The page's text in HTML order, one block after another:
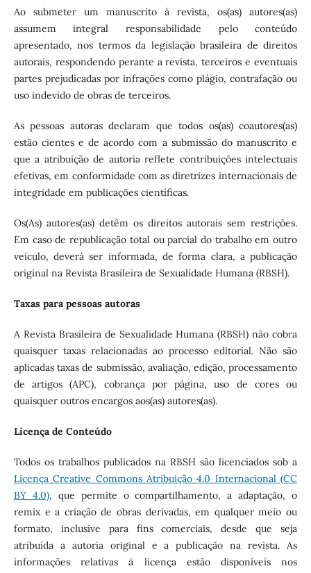
Ao submeter um manuscrito à revista, os(as) autores(as)
assumem integral responsabilidade pelo conteúdo
apresentado, nos termos da legislação brasileira de direitos
autorais, respondendo perante a revista, terceiros e eventuais
partes prejudicadas por infrações como plágio, contrafação ou
uso indevido de obras de terceiros.
As pessoas autoras declaram que todos os(as) coautores(as)
estão cientes e de acordo com a submissão do manuscrito e
que a atribuição de autoria reflete contribuições intelectuais
efetivas, em conformidade com as diretrizes internacionais de
integridade em publicações científicas.
Os(As) autores(as) detêm os direitos autorais sem restrições.
Em caso de republicação total ou parcial do trabalho em outro
veículo, deverá ser informada, de forma clara, a publicação
original na Revista Brasileira de Sexualidade Humana (RBSH).
Taxas para pessoas autoras
A Revista Brasileira de Sexualidade Humana (RBSH) não cobra
quaisquer taxas relacionadas ao processo editorial. Não são
aplicadas taxas de submissão, avaliação, edição, processamento
de artigos (APC), cobrança por página, uso de cores ou
quaisquer outros encargos aos(as) autores(as).
Licença de Conteúdo
Todos os trabalhos publicados na RBSH são licenciados sob a
Licença Creative Commons Atribuição 4.0 Internacional (CC
BY 4.0), que permite o compartilhamento, a adaptação, o
remix e a criação de obras derivadas, em qualquer meio ou
formato, inclusive para fins comerciais, desde que seja
atribuída a autoria original e a publicação na revista. As
informações relativas à licença estão disponíveis nos